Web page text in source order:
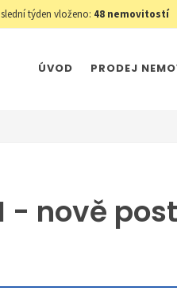
týden vloženo: 48 nemovitostí
ÚVOD PRODEJ
- nově